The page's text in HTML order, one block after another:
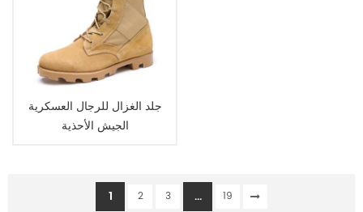
جلد الغزال للرجال العسكرية
الجيش الأحذية
1 2 3 ...
19